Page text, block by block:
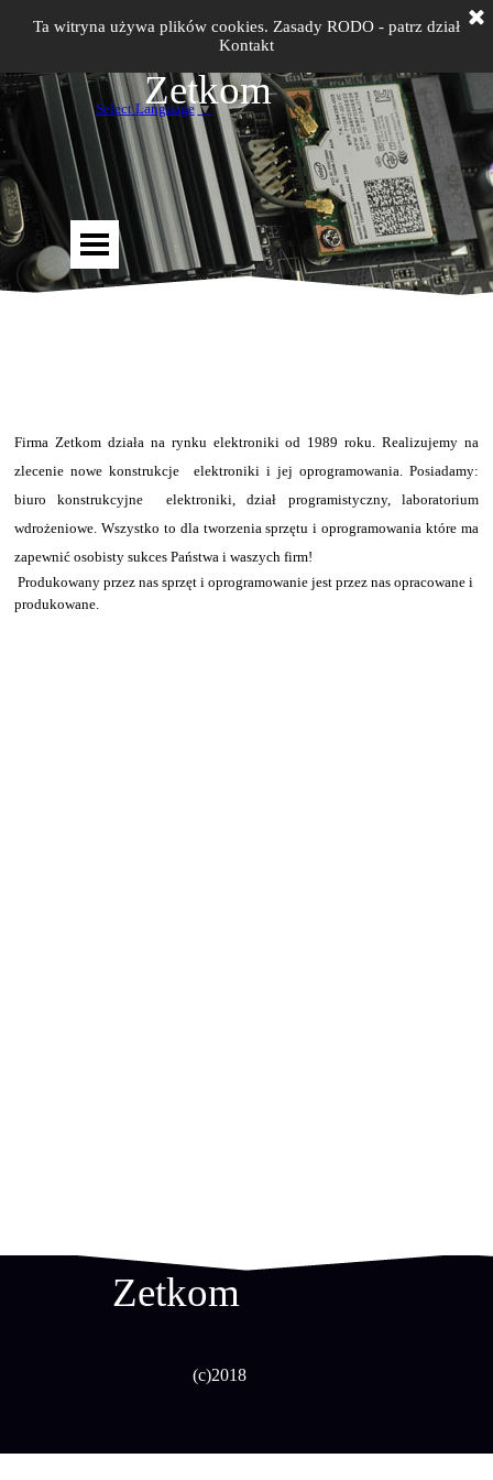
Ta witryna używa plików cookies. Zasady RODO - patrz dział
Kontakt
Zetkom
Select Language ▼
Firma Zetkom działa na rynku elektroniki od 1989 roku. Realizujemy na
zlecenie nowe konstrukcje elektroniki i jej oprogramowania. Posiadamy:
biuro konstrukcyjne elektroniki, dział programistyczny, laboratorium
wdrożeniowe. Wszystko to dla tworzenia sprzętu i oprogramowania które ma
zapewnić osobisty sukces Państwa i waszych firm!
Produkowany przez nas sprzęt i oprogramowanie jest przez nas opracowane i
produkowane.
Zetkom
(c)2018